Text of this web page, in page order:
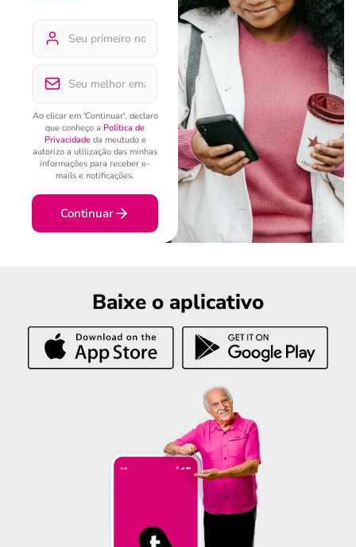
Ao clicar em 'Continuar', declaro
que conheço a Política de
Privacidadeda meutudo e
autorizo a utilização das minhas
informações para receber e-
mails e notificações.
Continuar
Baixe o aplicativo